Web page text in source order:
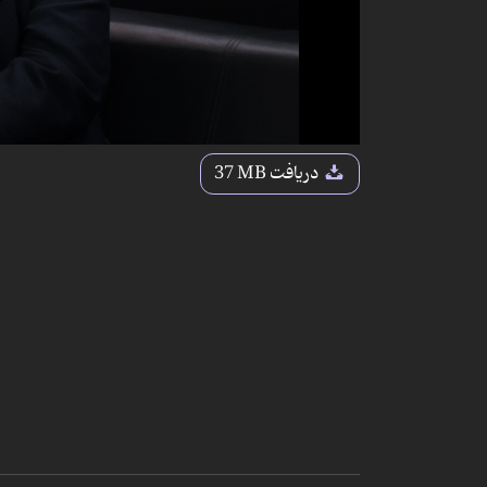
دریافت37 MB